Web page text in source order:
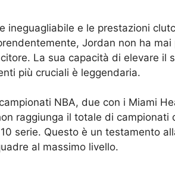
ineguagliabile e le prestazioni
Jordan non ha mai
La sua capacità di elevare il
più cruciali è leggendaria.
NBA, due con i Miami
raggiunga il totale di campionati
serie. Questo è un testamento
al massimo livello.